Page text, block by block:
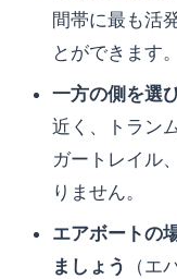
間帯に最も活
とができます。
一方の側を選
近く、トラン
ガートレイル
りません。
エアボートの
ましょう
（エ